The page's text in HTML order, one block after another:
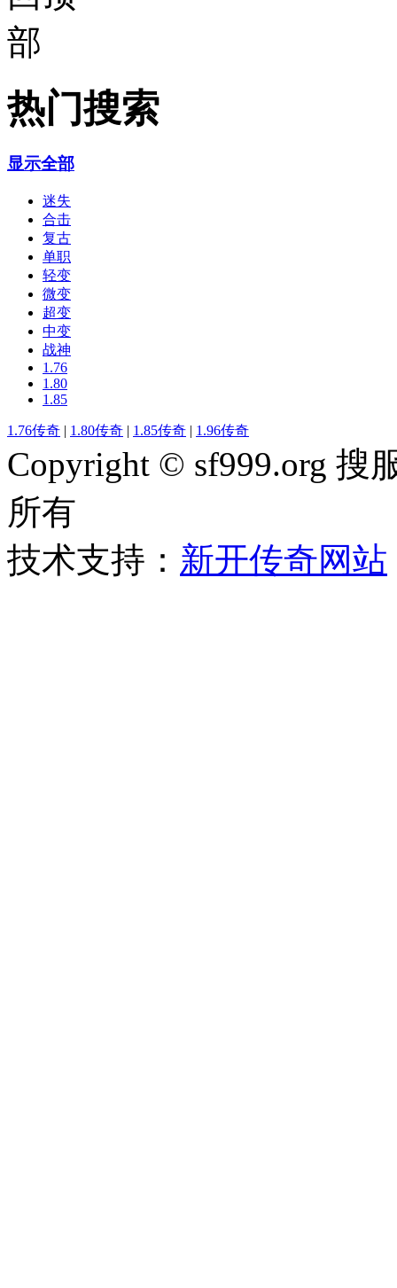
热门搜索
显示全部
迷失
合击
复古
单职
轻变
微变
超变
中变
战神
1.76
1.80
1.85
1.76传奇 | 1.80传奇 | 1.85传奇 | 1.96传奇
Copyright © sf999.org 搜
所有
技术支持： 新开传奇网站